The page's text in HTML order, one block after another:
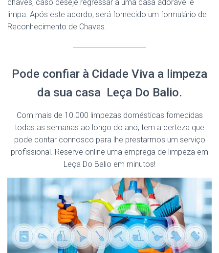
chaves, caso deseje regressar a uma casa adorável e
limpa. Após este acordo, será fornecido um formulário de
Reconhecimento de Chaves.
Pode confiar à Cidade Viva a limpeza
da sua casa Leça Do Balio.
Com mais de 10.000 limpezas domésticas fornecidas
todas as semanas ao longo do ano, tem a certeza que
pode contar connosco para lhe prestarmos um serviço
profissional. Reserve online uma emprega de limpeza em
Leça Do Balio em minutos!